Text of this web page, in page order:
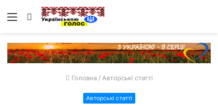
Меню Пошук
Головна / Авторські статті
Авторські статті